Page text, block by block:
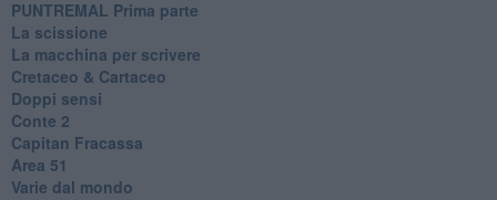
​PUNTREMAL Prima parte
La scissione
La macchina per scrivere
Cretaceo & Cartaceo
Doppi sensi
​Conte 2
​Capitan Fracassa
​Area 51
Varie dal mondo